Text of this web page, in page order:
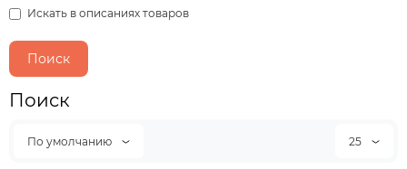
Искать в описаниях товаров
Поиск
По умолчанию 25